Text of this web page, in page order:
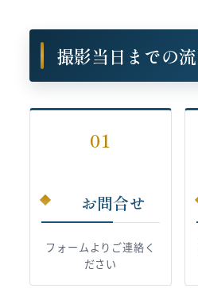
撮影当日までの
01
お問合せ
フォームよりご連絡く
ださい